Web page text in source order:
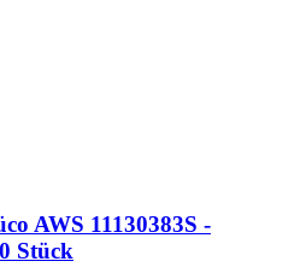
AWS 11130383S -
Stück